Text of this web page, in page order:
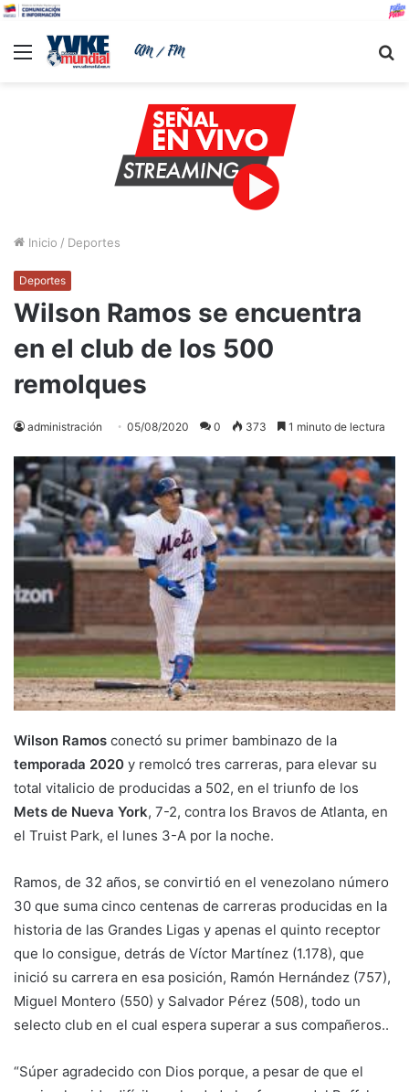
Menu
Inicio / Deportes
Deportes
Wilson Ramos se encuentra
en el club de los 500
remolques
administración 05/08/2020 0 373 1 minuto de lectura
Wilson Ramos conectó su primer bambinazo de la
temporada 2020 y remolcó tres carreras, para elevar su
total vitalicio de producidas a 502, en el triunfo de los
Mets de Nueva York, 7-2, contra los Bravos de Atlanta, en
el Truist Park, el lunes 3-A por la noche.
Ramos, de 32 años, se convirtió en el venezolano número
30 que suma cinco centenas de carreras producidas en la
historia de las Grandes Ligas y apenas el quinto receptor
que lo consigue, detrás de Víctor Martínez (1.178), que
inició su carrera en esa posición, Ramón Hernández (757),
Miguel Montero (550) y Salvador Pérez (508), todo un
selecto club en el cual espera superar a sus compañeros..
“Súper agradecido con Dios porque, a pesar de que el